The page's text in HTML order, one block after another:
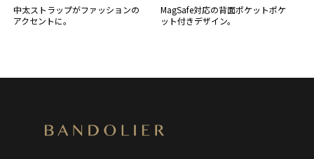
中太ストラップがファッションの
アクセントに。
MagSafe対応の背面ポケットポケ
ット付きデザイン。